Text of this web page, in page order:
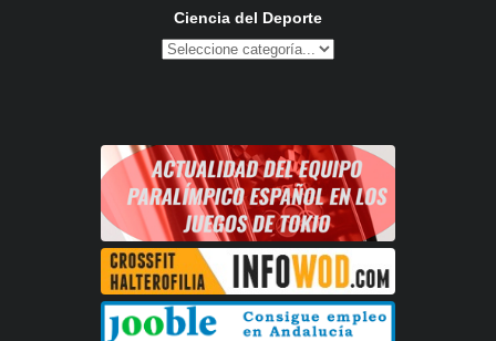
Ciencia del Deporte